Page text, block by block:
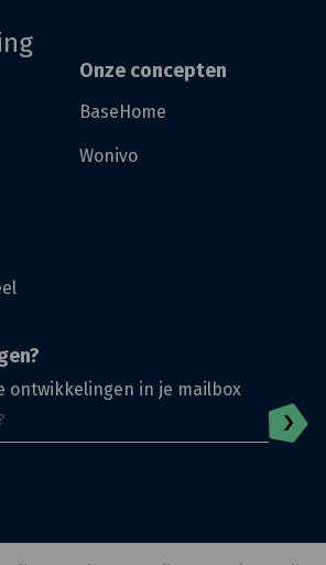
Onze concepten
BaseHome
Wonivo
ontwikkelingen in je mailbox